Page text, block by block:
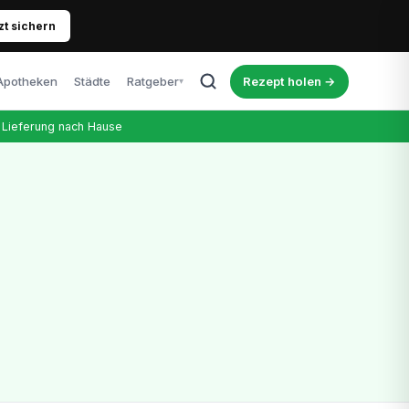
sichern
Städte Ratgeber▾ Rezept holen →
Lieferung nach Hause